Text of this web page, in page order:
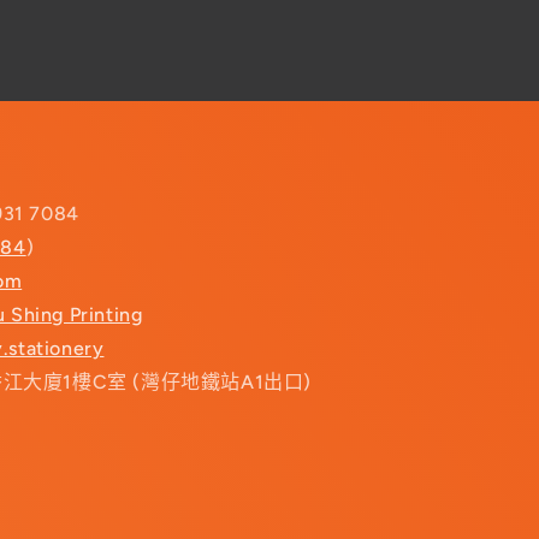
7084
)
Shing Printing
大廈1樓C室 (灣仔地鐵站A1出口)